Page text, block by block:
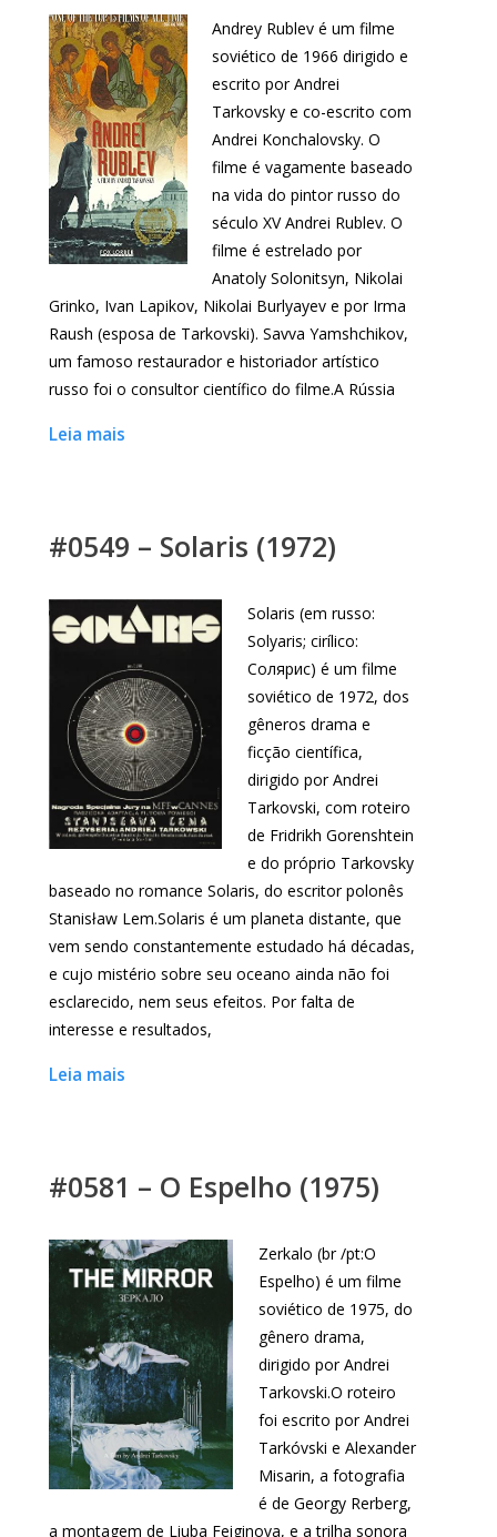
Andrey Rublev é um filme
soviético de 1966 dirigido e
escrito por Andrei
Tarkovsky e co-escrito com
Andrei Konchalovsky. O
filme é vagamente baseado
na vida do pintor russo do
século XV Andrei Rublev. O
filme é estrelado por
Anatoly Solonitsyn, Nikolai
Grinko, Ivan Lapikov, Nikolai Burlyayev e por Irma
Raush (esposa de Tarkovski). Savva Yamshchikov,
um famoso restaurador e historiador artístico
russo foi o consultor científico do filme.A Rússia
Leia mais
#0549 – Solaris (1972)
Solaris (em russo:
Solyaris; cirílico:
Солярис) é um filme
soviético de 1972, dos
gêneros drama e
ficção científica,
dirigido por Andrei
Tarkovski, com roteiro
de Fridrikh Gorenshtein
e do próprio Tarkovsky
baseado no romance Solaris, do escritor polonês
Stanisław Lem.Solaris é um planeta distante, que
vem sendo constantemente estudado há décadas,
e cujo mistério sobre seu oceano ainda não foi
esclarecido, nem seus efeitos. Por falta de
interesse e resultados,
Leia mais
#0581 – O Espelho (1975)
Zerkalo (br /pt:O
Espelho) é um filme
soviético de 1975, do
gênero drama,
dirigido por Andrei
Tarkovski.O roteiro
foi escrito por Andrei
Tarkóvski e Alexander
Misarin, a fotografia
é de Georgy Rerberg,
a montagem de Liuba Feiginova, e a trilha sonora